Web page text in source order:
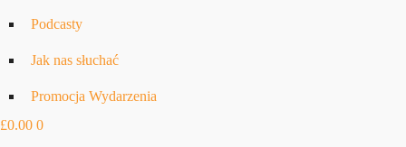
Podcasty
Jak nas słuchać
Promocja Wydarzenia
£0.00 0